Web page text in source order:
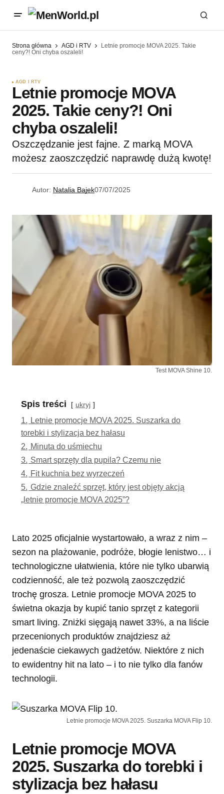
Strona główna AGD i RTV
Letnie promocje MOVA 2025. Takie
ceny?! Oni chyba oszaleli!
AGD I RTV
Letnie promocje MOVA
2025. Takie ceny?! Oni
chyba oszaleli!
Oszczędzanie jest fajne. Z marką MOVA
możesz zaoszczędzić naprawdę dużą kwotę!
Autor: Natalia Bajek07/07/2025
Test MOVA Shine 10.
Spis treści ukryj
1. Letnie promocje MOVA 2025. Suszarka do
torebki i stylizacja bez hałasu
2. Minuta do uśmiechu
3. Smart sprzęty dla pupila? Czemu nie
4. Fit kuchnia bez wyrzeczeń
5. Gdzie znaleźć sprzęt, który jest objęty akcją
„letnie promocje MOVA 2025”?
Lato 2025 oficjalnie wystartowało, a wraz z nim –
sezon na plażowanie, podróże, błogie lenistwo… i
technologiczne ułatwienia, które nie tylko ubarwią
codzienność, ale też pozwolą zaoszczędzić
trochę grosza. Letnie promocje MOVA 2025 to
świetna okazja by kupić tanio sprzęt z kategorii
smart living. Zniżki sięgają nawet 33%, a na liście
przecenionych produktów znajdziesz aż
jedenaście ciekawych gadżetów. Niektóre z nich
to ewidentny hit na lato – i to nie tylko dla fanów
technologii.
Letnie promocje MOVA 2025. Suszarka MOVA Flip 10.
Letnie promocje MOVA
2025. Suszarka do torebki i
stylizacja bez hałasu